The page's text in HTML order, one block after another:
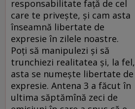
responsabilitate față de cel
care te privește, și cam asta
înseamnă libertate de
expresie în zilele noastre.
Poți să manipulezi și să
trunchiezi realitatea și, la fel,
asta se numește libertate de
expresie. Antena 3 a făcut în
ultima săptămînă zeci de